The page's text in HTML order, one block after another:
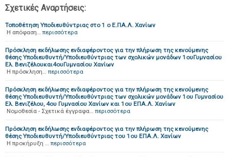
Σχετικές Αναρτήσεις:
Τοποθέτηση Υποδιευθύντριας στο 1 ο Ε.ΠΑ.Λ. Χανίων
Η απόφαση… περισσότερα
Πρόσκληση εκδήλωσης ενδιαφέροντος για την πλήρωση της κενούμενης
θέσης Υποδιευθυντή/Υποδιευθύντριας των σχολικών μονάδων 1ουΓυμνασίου
Ελ. Βενιζέλουκαι4ουΓυμνασίου Χανίων
H πρόσκληση… περισσότερα
Πρόσκληση εκδήλωσης ενδιαφέροντος για την πλήρωση της κενούμενης
θέσης Υποδιευθυντή/Υποδιευθύντριας των σχολικών μονάδων 1ου Γυμνασίου
Ελ. Βενιζέλου, 4ου Γυμνασίου Χανίων και 1ου ΕΠΑ.Λ. Χανίων
Νομοθεσία - Σχετικά έγγραφα… περισσότερα
Πρόσκληση εκδήλωσης ενδιαφέροντος για την πλήρωση της κενούμενης
θέσης Υποδιευθυντή/Υποδιευθύντριας του 1ου ΕΠΑ.Λ. Χανίων
H προκήρυξη … περισσότερα